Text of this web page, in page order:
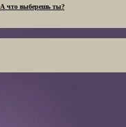
А что выберешь ты?